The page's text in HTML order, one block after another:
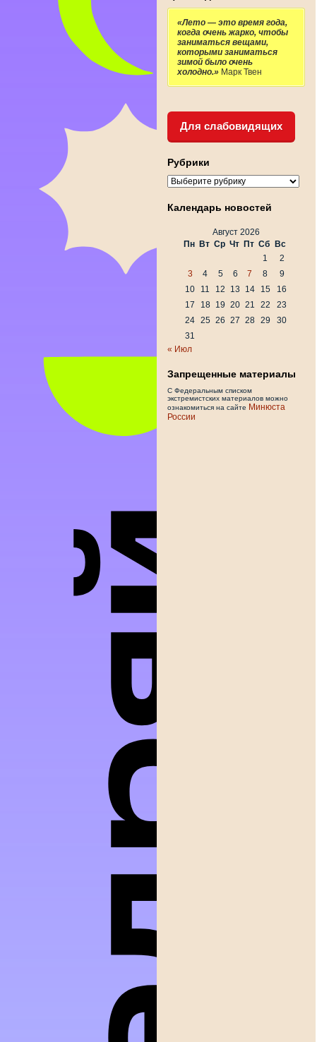
«Лето — это время года,
когда очень жарко, чтобы
заниматься вещами,
которыми заниматься
зимой было очень
холодно.» Марк Твен
Для слабовидящих
Рубрики
Рубрики
Календарь новостей
Август 2026
Пн Вт Ср Чт Пт Сб
Вс
1
2
3
4 5 6 7 8
9
10
11 12 13 14 15
16
17
18 19 20 21 22
23
24 25 26 27 28 29
30
31
« Июл
Запрещенные материалы
С Федеральным списком
экстремистских материалов можно
ознакомиться на сайте Минюста
России